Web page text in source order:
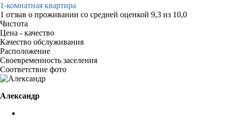
1-комнатная квартира
1 отзыв о проживании со средней оценкой 9,3 из 10,0
Чистота
Цена - качество
Качество обслуживания
Расположение
Своевременность заселения
Соответствие фото
Александр